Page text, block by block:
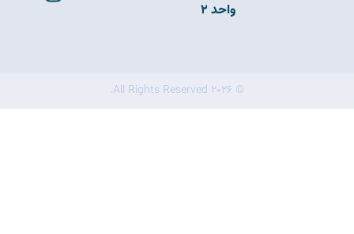
واحد 2
© 2026 All Rights Reserved.